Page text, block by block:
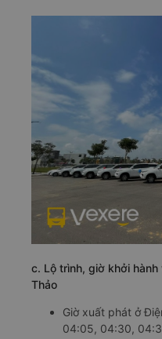
c. Lộ trình, giờ khởi
Thảo
Giờ xuất phát ở
04:05, 04:30,